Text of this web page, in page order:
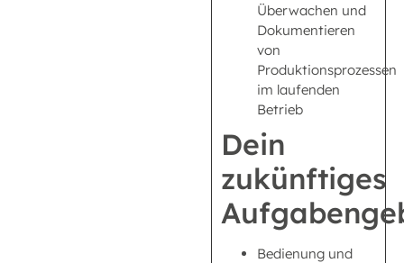
Überwachen und
Dokumentieren
von
Produktionsprozessen
im laufenden
Betrieb
Dein
zukünftiges
Bedienung und